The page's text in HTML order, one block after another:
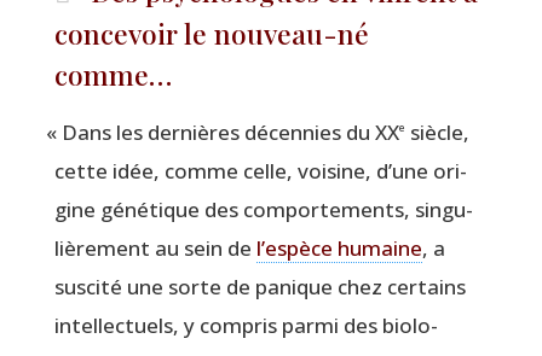
concevoir le nouveau-né
comme…
« Dans les der­nières décen­nies du XXe siècle,
cette idée, comme celle, voi­sine, d’une ori­
gine géné­tique des com­por­te­ments, sin­gu­
liè­re­ment au sein de l’espèce humaine, a
sus­ci­té une sorte de panique chez cer­tains
intel­lec­tuels, y com­pris par­mi des bio­lo­